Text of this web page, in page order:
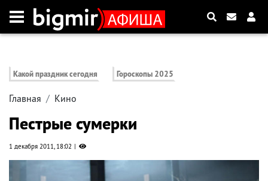
Какой праздник сегодня Гороскопы 2025
Главная Кино
Пестрые сумерки
1 декабря 2011, 18:02